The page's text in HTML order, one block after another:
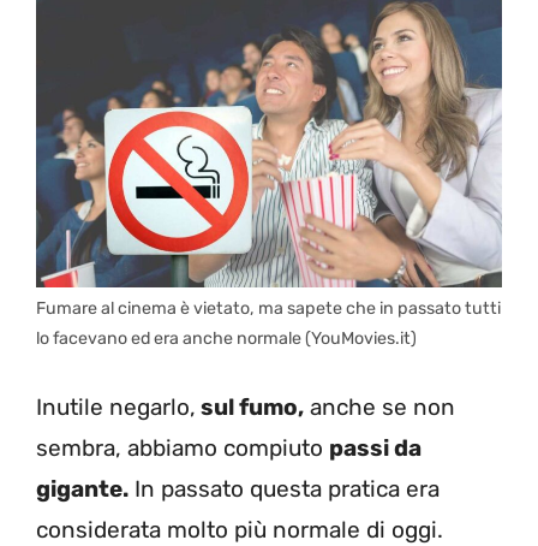
Fumare al cinema è vietato, ma sapete che in passato tutti
lo facevano ed era anche normale (YouMovies.it)
Inutile negarlo, sul fumo, anche se non
sembra, abbiamo compiuto passi da
gigante. In passato questa pratica era
considerata molto più normale di oggi.